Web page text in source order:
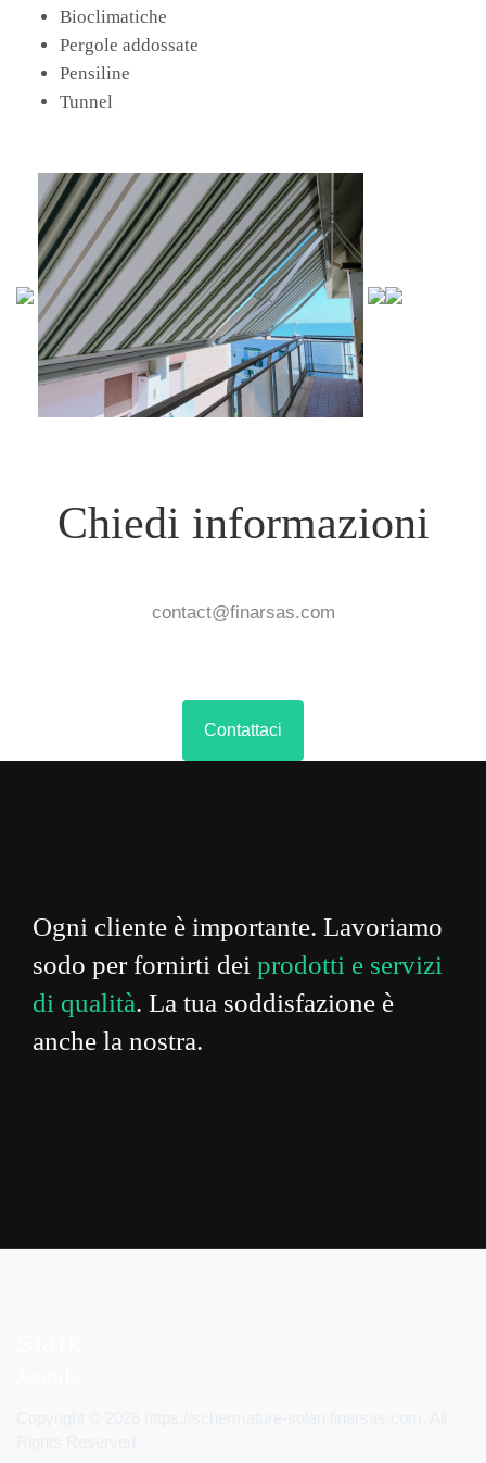
Bioclimatiche
Pergole addossate
Pensiline
Tunnel
Chiedi informazioni
contact@finarsas.com
Contattaci
Ogni cliente è importante. Lavoriamo
sodo per fornirti dei prodotti e servizi
di qualità. La tua soddisfazione è
anche la nostra.